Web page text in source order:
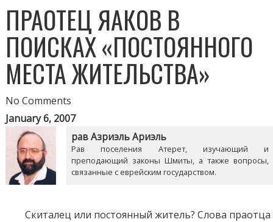
ПРАОТЕЦ ЯАКОВ В
ПОИСКАХ «ПОСТОЯННОГО
МЕСТА ЖИТЕЛЬСТВА»
No Comments
January 6, 2007
рав Азриэль Ариэль
Рав поселения Атерет, изучающий и
преподающий законы Шмиты, а также вопросы,
связанные с еврейским государством.
Скиталец или постоянный житель? Слова праотца